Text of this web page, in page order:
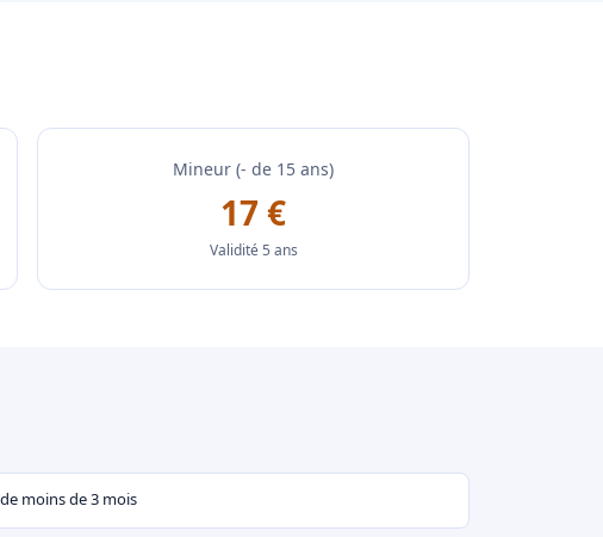
Mineur (- de 15 ans)
17 €
Validité 5 ans
moins de 3 mois